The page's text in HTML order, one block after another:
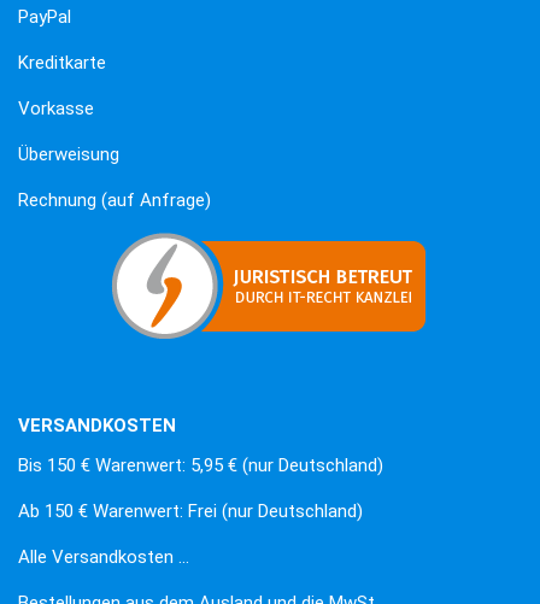
PayPal
Kreditkarte
Vorkasse
Überweisung
Rechnung (auf Anfrage)
VERSANDKOSTEN
Bis 150 € Warenwert: 5,95 € (nur Deutschland)
Ab 150 € Warenwert: Frei (nur Deutschland)
Alle Versandkosten …